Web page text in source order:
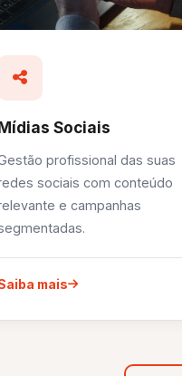
Sociais
profissional das suas
sociais com conteúdo
e campanhas
mais